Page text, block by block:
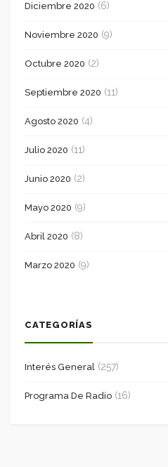
Diciembre 2020 (6)
Noviembre 2020 (9)
Octubre 2020 (2)
Septiembre 2020 (11)
Agosto 2020 (4)
Julio 2020 (11)
Junio 2020 (2)
Mayo 2020 (9)
Abril 2020 (8)
Marzo 2020 (9)
CATEGORÍAS
Interés General (257)
Programa De Radio (16)